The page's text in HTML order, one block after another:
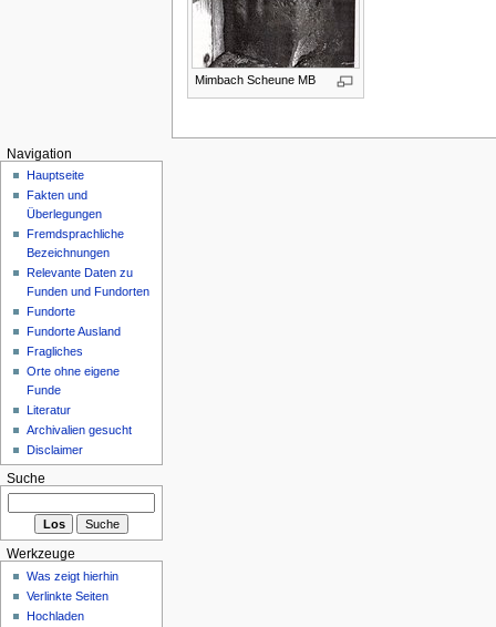
Mimbach Scheune MB
Navigation
Hauptseite
Fakten und
Überlegungen
Fremdsprachliche
Bezeichnungen
Relevante Daten zu
Funden und Fundorten
Fundorte
Fundorte Ausland
Fragliches
Orte ohne eigene
Funde
Literatur
Archivalien gesucht
Disclaimer
Suche
Werkzeuge
Was zeigt hierhin
Verlinkte Seiten
Hochladen